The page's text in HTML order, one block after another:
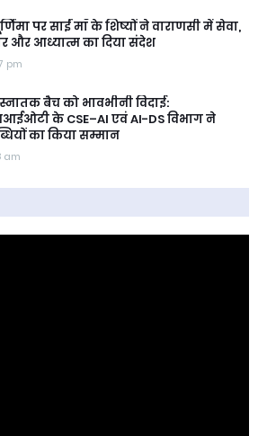
पर साईं माँ के शिष्यों ने वाराणसी में सेवा,
और आध्यात्म का दिया संदेश
pm
बैच को भावभीनी विदाई:
के CSE–AI एवं AI-DS विभाग ने
का किया सम्मान
am